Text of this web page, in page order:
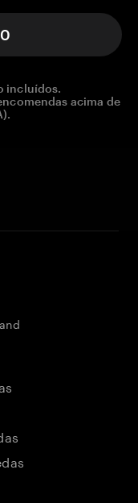
incluídos.
acima de